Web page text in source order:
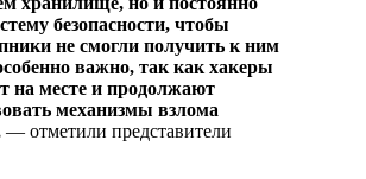
безопасности, чтобы
не смогли получить к ним
важно, так как хакеры
на месте и продолжают
механизмы взлома
— отметили представители